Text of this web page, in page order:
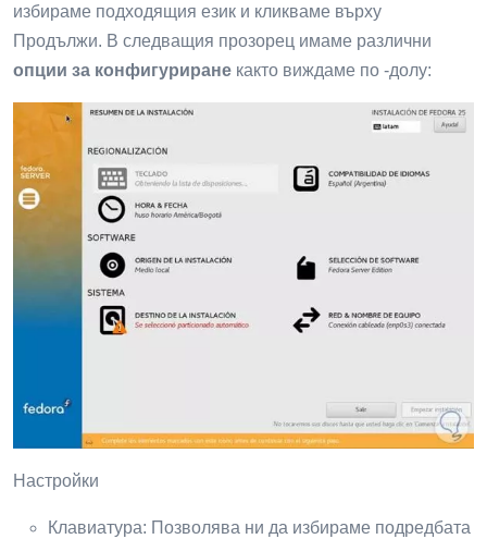
избираме подходящия език и кликваме върху
Продължи. В следващия прозорец имаме различни
опции за конфигуриране както виждаме по -долу:
Настройки
Клавиатура: Позволява ни да избираме подредбата